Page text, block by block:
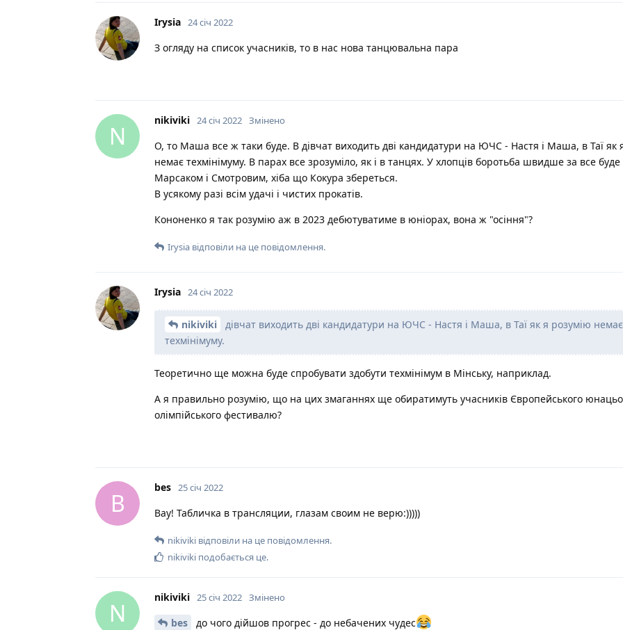
Irysia 24 січ 2022
З огляду на список учасників, то в нас нова танцювальна пара
N
nikiviki 24 січ 2022 Змінено
О, то Маша все ж таки буде. В дівчат виходить дві кандидатури на ЮЧС - Настя і Маша, в Таї як
немає техмінімуму. В парах все зрозуміло, як і в танцях. У хлопців боротьба швидше за все буде
Марсаком і Смотровим, хіба що Кокура збереться.
В усякому разі всім удачі і чистих прокатів.
Кононенко я так розумію аж в 2023 дебютуватиме в юніорах, вона ж "осіння"?
Irysia відповіли на це повідомлення.
Irysia 24 січ 2022
nikiviki
дівчат виходить дві кандидатури на ЮЧС - Настя і Маша, в Таї як я розумію немає
техмінімуму.
Теоретично ще можна буде спробувати здобути техмінімум в Мінську, наприклад.
А я правильно розумію, що на цих змаганнях ще обиратимуть учасників Європейського
олімпійського фестивалю?
B
bes 25 січ 2022
Вау! Табличка в трансляции, глазам своим не верю:)))))
nikiviki відповіли на це повідомлення.
nikiviki подобається це.
N
nikiviki 25 січ 2022 Змінено
bes
до чого дійшов прогрес - до небачених чудес